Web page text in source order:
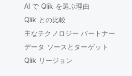
AI で Qlik を選ぶ理由
Qlik との比較
主なテクノロジー パートナー
データ ソースとターゲット
Qlik リージョン